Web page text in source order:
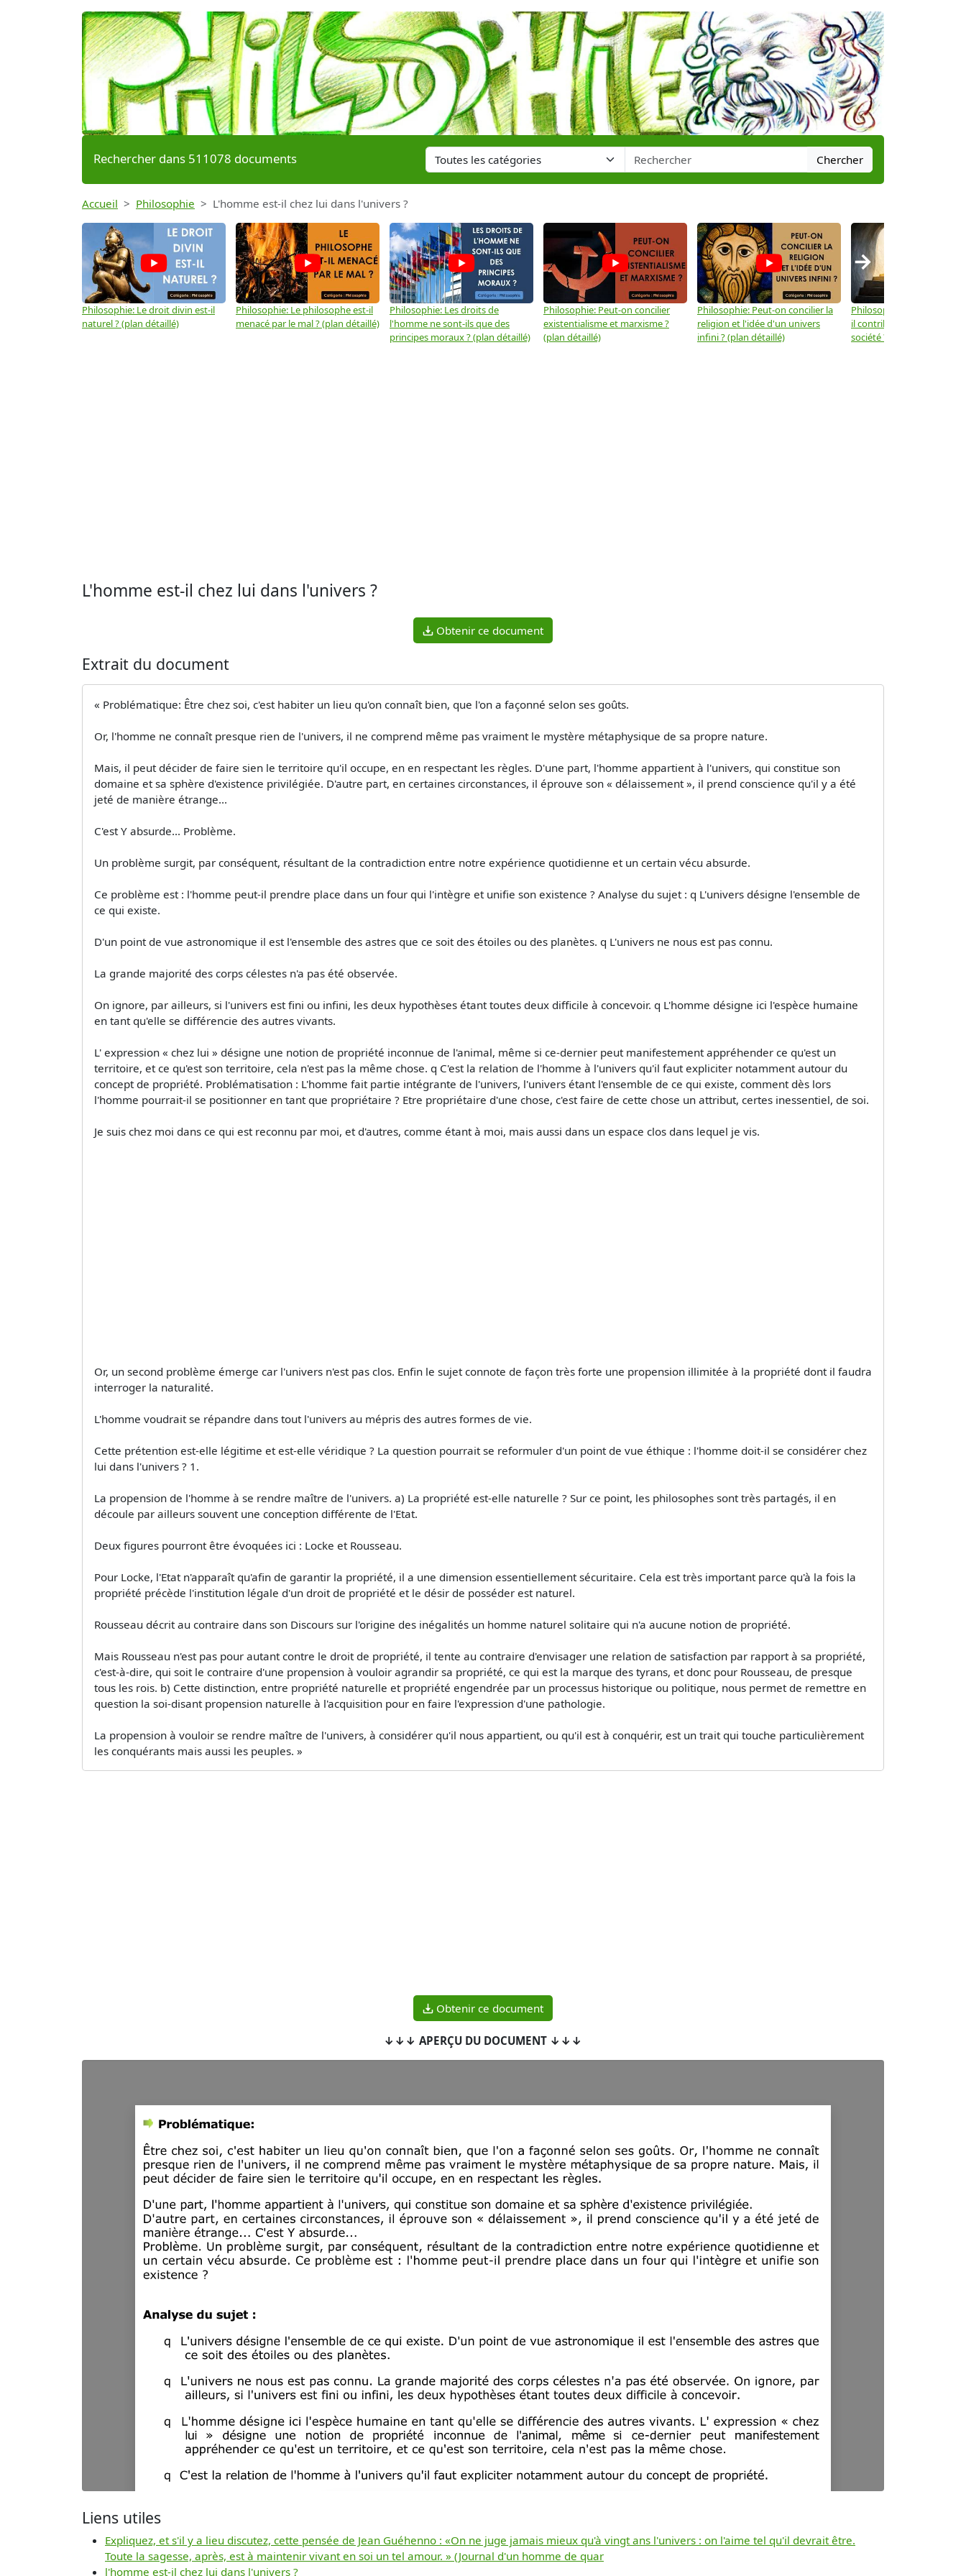
Rechercher dans 511078 documents Chercher
Accueil Philosophie L'homme est-il chez lui dans l'univers ?
Philosophie: Le droit divin est-il
naturel ? (plan détaillé)
Philosophie: Le philosophe est-il
menacé par le mal ? (plan détaillé)
Philosophie: Les droits de
l'homme ne sont-ils que des
principes moraux ? (plan détaillé)
Philosophie: Peut-on concilier
existentialisme et marxisme ?
(plan détaillé)
Philosophie: Peut-on concilier la
religion et l'idée d'un univers
infini ? (plan détaillé)
Philosophie: Le
il contribuer au progrès de
société ? (plan détaillé)
→
L'homme est-il chez lui dans l'univers ?
Obtenir ce document
Extrait du document
« Problématique: Être chez soi, c'est habiter un lieu qu'on connaît bien, que l'on a façonné selon ses goûts.
Or, l'homme ne connaît presque rien de l'univers, il ne comprend même pas vraiment le mystère métaphysique de sa propre nature.
Mais, il peut décider de faire sien le territoire qu'il occupe, en en respectant les règles. D'une part, l'homme appartient à l'univers, qui constitue son
domaine et sa sphère d'existence privilégiée. D'autre part, en certaines circonstances, il éprouve son « délaissement », il prend conscience qu'il y a été
jeté de manière étrange...
C'est Y absurde... Problème.
Un problème surgit, par conséquent, résultant de la contradiction entre notre expérience quotidienne et un certain vécu absurde.
Ce problème est : l'homme peut-il prendre place dans un four qui l'intègre et unifie son existence ? Analyse du sujet : q L'univers désigne l'ensemble de
ce qui existe.
D'un point de vue astronomique il est l'ensemble des astres que ce soit des étoiles ou des planètes. q L'univers ne nous est pas connu.
La grande majorité des corps célestes n'a pas été observée.
On ignore, par ailleurs, si l'univers est fini ou infini, les deux hypothèses étant toutes deux difficile à concevoir. q L'homme désigne ici l'espèce humaine
en tant qu'elle se différencie des autres vivants.
L' expression « chez lui » désigne une notion de propriété inconnue de l'animal, même si ce-dernier peut manifestement appréhender ce qu'est un
territoire, et ce qu'est son territoire, cela n'est pas la même chose. q C'est la relation de l'homme à l'univers qu'il faut expliciter notamment autour du
concept de propriété. Problématisation : L'homme fait partie intégrante de l'univers, l'univers étant l'ensemble de ce qui existe, comment dès lors
l'homme pourrait-il se positionner en tant que propriétaire ? Etre propriétaire d'une chose, c'est faire de cette chose un attribut, certes inessentiel, de soi.
Je suis chez moi dans ce qui est reconnu par moi, et d'autres, comme étant à moi, mais aussi dans un espace clos dans lequel je vis.
Or, un second problème émerge car l'univers n'est pas clos. Enfin le sujet connote de façon très forte une propension illimitée à la propriété dont il faudra
interroger la naturalité.
L'homme voudrait se répandre dans tout l'univers au mépris des autres formes de vie.
Cette prétention est-elle légitime et est-elle véridique ? La question pourrait se reformuler d'un point de vue éthique : l'homme doit-il se considérer chez
lui dans l'univers ? 1.
La propension de l'homme à se rendre maître de l'univers. a) La propriété est-elle naturelle ? Sur ce point, les philosophes sont très partagés, il en
découle par ailleurs souvent une conception différente de l'Etat.
Deux figures pourront être évoquées ici : Locke et Rousseau.
Pour Locke, l'Etat n'apparaît qu'afin de garantir la propriété, il a une dimension essentiellement sécuritaire. Cela est très important parce qu'à la fois la
propriété précède l'institution légale d'un droit de propriété et le désir de posséder est naturel.
Rousseau décrit au contraire dans son Discours sur l'origine des inégalités un homme naturel solitaire qui n'a aucune notion de propriété.
Mais Rousseau n'est pas pour autant contre le droit de propriété, il tente au contraire d'envisager une relation de satisfaction par rapport à sa propriété,
c'est-à-dire, qui soit le contraire d'une propension à vouloir agrandir sa propriété, ce qui est la marque des tyrans, et donc pour Rousseau, de presque
tous les rois. b) Cette distinction, entre propriété naturelle et propriété engendrée par un processus historique ou politique, nous permet de remettre en
question la soi-disant propension naturelle à l'acquisition pour en faire l'expression d'une pathologie.
La propension à vouloir se rendre maître de l'univers, à considérer qu'il nous appartient, ou qu'il est à conquérir, est un trait qui touche particulièrement
les conquérants mais aussi les peuples. »
Obtenir ce document
↓↓↓ APERÇU DU DOCUMENT ↓↓↓
Liens utiles
Expliquez, et s'il y a lieu discutez, cette pensée de Jean Guéhenno : «On ne juge jamais mieux qu'à vingt ans l'univers : on l'aime tel qu'il devrait être.
Toute la sagesse, après, est à maintenir vivant en soi un tel amour. » (Journal d'un homme de quar
l'homme est-il chez lui dans l'univers ?